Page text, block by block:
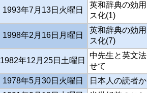
1993年7月13日火曜日
英和辞典の効
ス化(1)
1998年2月16日月曜日
英和辞典の効
ス化(7)
1982年12月25日土曜日
中先生と英文
せて
1978年5月30日火曜日
日本人の読者